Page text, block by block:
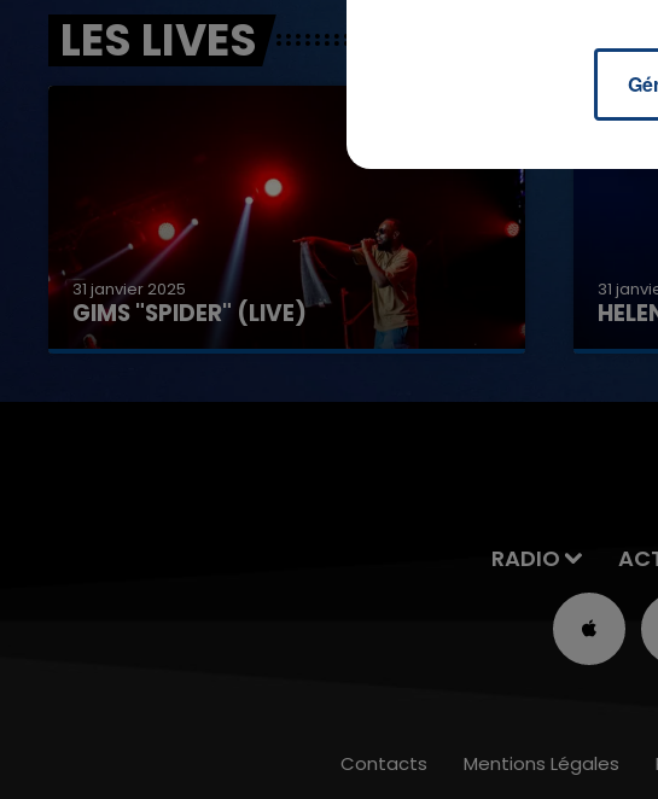
LES LIVES
31 janvier 2025
GIMS "SPIDER" (LIVE)
31
RADIO
Contacts Mentions Légales